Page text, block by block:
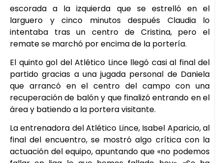
escorada a la izquierda que se estrelló en el
larguero y cinco minutos después Claudia lo
intentaba tras un centro de Cristina, pero el
remate se marchó por encima de la portería.
El quinto gol del Atlético Lince llegó casi al final del
partido gracias a una jugada personal de Daniela
que arrancó en el centro del campo con una
recuperación de balón y que finalizó entrando en el
área y batiendo a la portera visitante.
La entrenadora del Atlético Lince, Isabel Aparicio, al
final del encuentro, se mostró algo crítica con la
actuación del equipo, apuntando que «no podemos